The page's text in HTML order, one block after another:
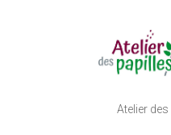
des
Atelier